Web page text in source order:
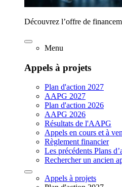
Découvrez l’offre de
Menu
Appels à projets
Plan d'action 2027
AAPG 2027
Plan d'action 2026
AAPG 2026
Résultats de l'AAPG
Appels en cours et à
Règlement financier
Les précédents Plans
Rechercher un ancien
Appels à projets